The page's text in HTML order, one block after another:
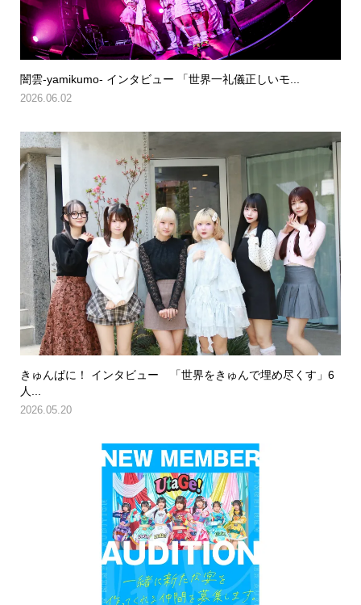
闇雲-yamikumo- インタビュー 「世界一礼儀正しいモ...
2026.06.02
きゅんぱに！ インタビュー 「世界をきゅんで埋め尽くす」6
人...
2026.05.20